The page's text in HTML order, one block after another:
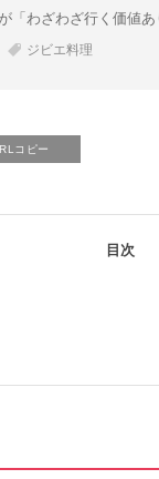
「わざわざ行く価値
ジビエ料理
コピー
目次